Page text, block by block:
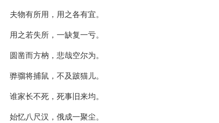
夫物有所用，用之各有宜。
用之若失所，一缺复一亏。
圆凿而方枘，悲哉空尔为。
骅骝将捕鼠，不及跛猫儿。
谁家长不死，死事旧来均。
始忆八尺汉，俄成一聚尘。